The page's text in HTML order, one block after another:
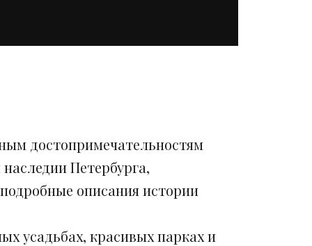
достопримечательностям
Петербурга,
описания истории
усадьбах, красивых парках и